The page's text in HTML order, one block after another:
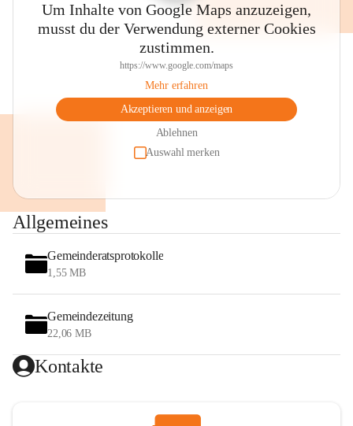
Um Inhalte von Google Maps anzuzeigen,
musst du der Verwendung externer Cookies
zustimmen.
https://www.google.com/maps
Mehr erfahren
Akzeptieren und anzeigen
Ablehnen
Auswahl merken
Allgemeines
Gemeinderatsprotokolle
1,55 MB
Gemeindezeitung
22,06 MB
Kontakte